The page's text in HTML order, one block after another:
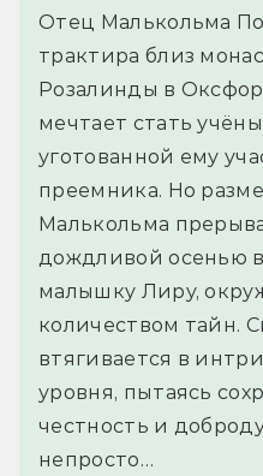
Отец Малькольма
трактира близ
Розалинды в
мечтает стать
уготованной ему
преемника. Но
Малькольма
дождливой осенью
малышку Лиру,
количеством тайн.
втягивается в
уровня, пытаясь
честность и
непросто…